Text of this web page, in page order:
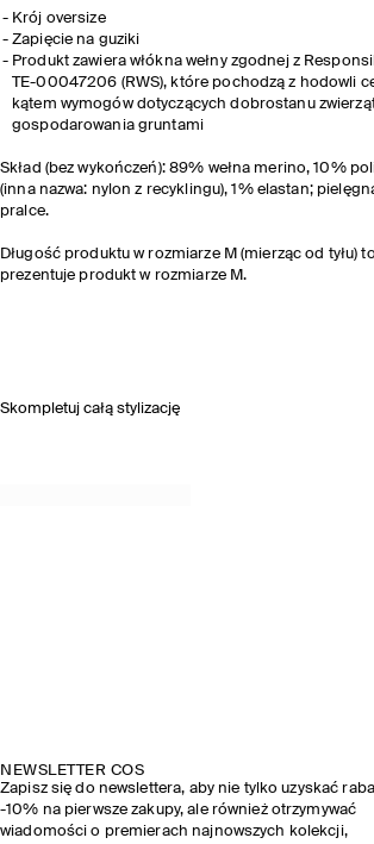
Krój oversize
Zapięcie na guziki
Produkt zawiera włókna wełny zgodnej z
TE-00047206 (RWS), które pochodzą z hodowli
kątem wymogów dotyczących dobrostanu
gospodarowania gruntami
Skład (bez wykończeń): 89% wełna merino, 10%
(inna nazwa: nylon z recyklingu), 1% elastan;
pralce.
Długość produktu w rozmiarze M (mierząc od tyłu)
prezentuje produkt w rozmiarze M.
Skompletuj całą stylizację
NEWSLETTER COS
Zapisz się do newslettera, aby nie tylko uzyskać
-10% na pierwsze zakupy, ale również otrzymywać
wiadomości o premierach najnowszych kolekcji,